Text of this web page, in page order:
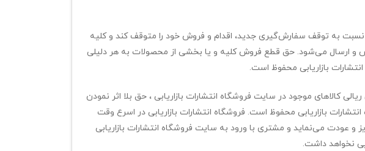
نسبت به توقف سفارش‌‏گیری جدید، اقدام و فروش خود را متوقف کند و کلیه
و ارسال می‌‏شود. حق قطع فروش کلیه و یا بخشی از محصولات به هر دلیلی
بازاریابی محفوظ است.
کالاهای موجود در سایت فروشگاه انتشارات بازاریابی ، حق بلا اثر نمودن
بازاریابی محفوظ است. فروشگاه انتشارات بازاریابی در اسرع وقت
عودت می‌نماید و مشتری با ورود به سایت فروشگاه انتشارات بازاریابی
نخواهد داشت.